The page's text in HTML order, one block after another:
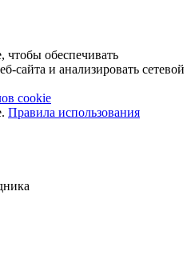
обеспечивать
сайта и анализировать сетевой
cookie
Правила использования